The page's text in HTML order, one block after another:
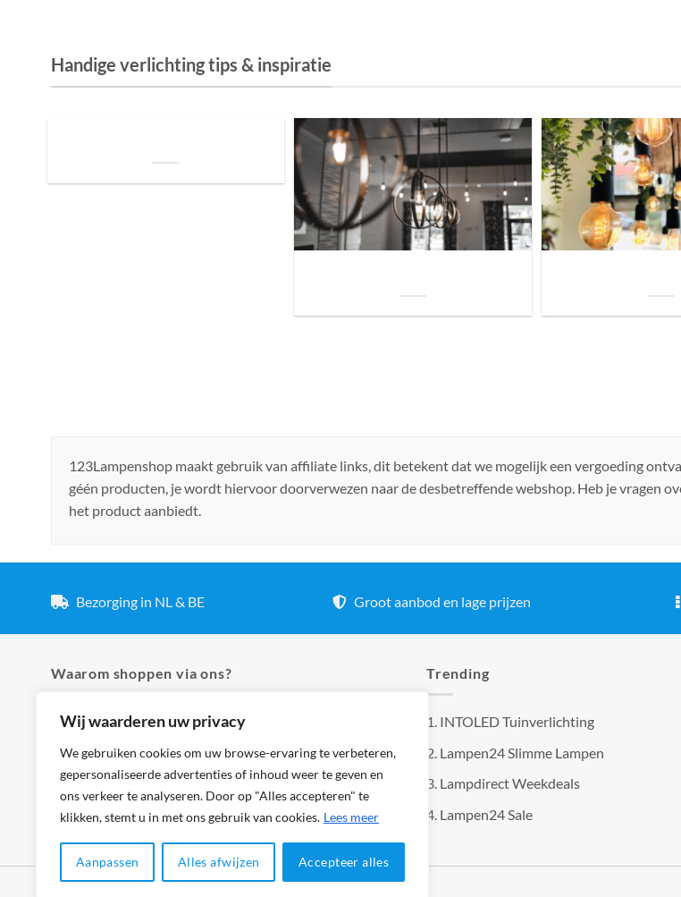
Wij waarderen uw privacy
We gebruiken cookies om uw browse-ervaring te verbeteren,
gepersonaliseerde advertenties of inhoud weer te geven en
ons verkeer te analyseren. Door op "Alles accepteren" te
klikken, stemt u in met ons gebruik van cookies. Lees meer
Aanpassen Alles afwijzen Accepteer alles
Handige verlichting tips & inspiratie
123Lampenshop maakt gebruik van affiliate links, dit betekent dat we mogelijk een vergoeding
géén producten, je wordt hiervoor doorverwezen naar de desbetreffende webshop. Heb je vragen
het product aanbiedt.
Bezorging in NL & BE Groot aanbod en lage prijzen
Waarom shoppen via ons?
✓ Hoogste kwaliteit lampen
✓ Meer dan 5.000 producten
✓ Groot aanbod en lage prijzen
✓ Bezorging in NL & BE
Trending
1. INTOLED Tuinverlichting
2. Lampen24 Slimme Lampen
3. Lampdirect Weekdeals
4. Lampen24 Sale
Klantenservice Cookies Privacybeleid Disclaimer